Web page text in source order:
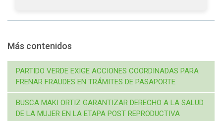
Más contenidos
PARTIDO VERDE EXIGE ACCIONES COORDINADAS PARA
FRENAR FRAUDES EN TRÁMITES DE PASAPORTE
BUSCA MAKI ORTIZ GARANTIZAR DERECHO A LA SALUD
DE LA MUJER EN LA ETAPA POST REPRODUCTIVA